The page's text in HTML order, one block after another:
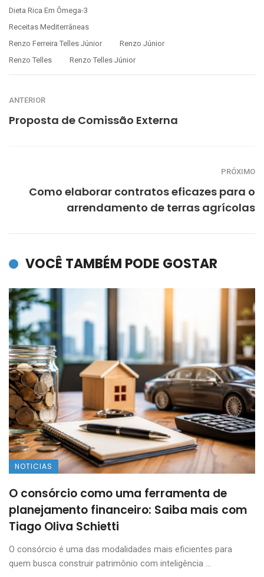
Dieta Rica Em Ômega-3
Receitas Mediterrâneas
Renzo Ferreira Telles Júnior
Renzo Júnior
Renzo Telles
Renzo Telles Júnior
ANTERIOR
Proposta de Comissão Externa
PRÓXIMO
Como elaborar contratos eficazes para o
arrendamento de terras agrícolas
VOCÊ TAMBÉM PODE GOSTAR
NOTICIAS
O consórcio como uma ferramenta de
planejamento financeiro: Saiba mais com
Tiago Oliva Schietti
O consórcio é uma das modalidades mais eficientes para
quem busca construir patrimônio com inteligência ...